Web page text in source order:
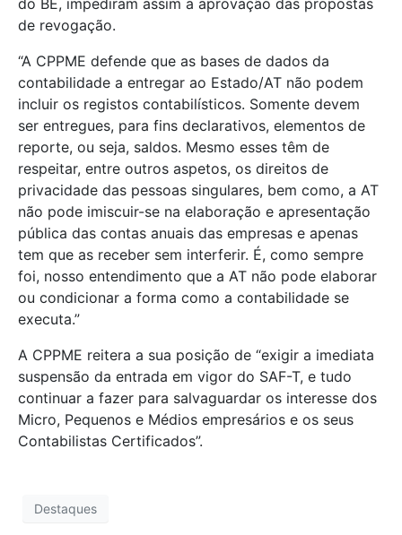
do BE, impediram assim a aprovação das propostas
de revogação.
“A CPPME defende que as bases de dados da
contabilidade a entregar ao Estado/AT não podem
incluir os registos contabilísticos. Somente devem
ser entregues, para fins declarativos, elementos de
reporte, ou seja, saldos. Mesmo esses têm de
respeitar, entre outros aspetos, os direitos de
privacidade das pessoas singulares, bem como, a AT
não pode imiscuir-se na elaboração e apresentação
pública das contas anuais das empresas e apenas
tem que as receber sem interferir. É, como sempre
foi, nosso entendimento que a AT não pode elaborar
ou condicionar a forma como a contabilidade se
executa.”
A CPPME reitera a sua posição de “exigir a imediata
suspensão da entrada em vigor do SAF-T, e tudo
continuar a fazer para salvaguardar os interesse dos
Micro, Pequenos e Médios empresários e os seus
Contabilistas Certificados”.
Destaques